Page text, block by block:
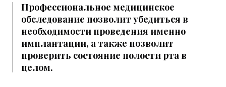
Профессиональное медицинское
обследование позволит убедиться в
необходимости проведения именно
имплантации, а также позволит
проверить состояние полости рта в
целом.